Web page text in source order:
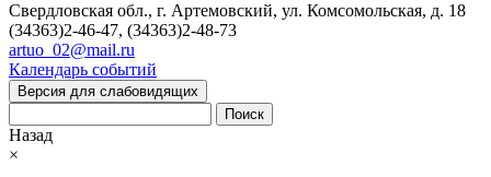
Свердловская обл., г. Артемовский, ул. Комсомольская, д. 18
(34363)2-46-47, (34363)2-48-73
artuo_02@mail.ru
Календарь событий
Версия для слабовидящих
Поиск
Назад
×